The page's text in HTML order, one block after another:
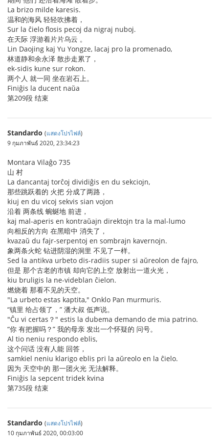
La brizo milde karesis.
温和的海风 轻轻吹拂着，
Sur la ĉielo flosis pecoj da nigraj nuboj.
在天际 浮游着片片乌云 。
Lin Daojing kaj Yu Yongze, lacaj pro la promenado,
林道静和余永泽 散步走累了，
ek-sidis kune sur rokon.
两个人 就一同 坐在岩石上。
Finiĝis la ducent naŭa
第209段 结束
Standardo (แสดงโปรไฟล์)
9 กุมภาพันธ์ 2020, 23:34:23
Montara Vilaĝo 735
山 村
La dancantaj torĉoj dividiĝis en du sekciojn,
那些跳跃着的 火把 分成了两路，
kiuj en du vicoj sekvis sian vojon
沿着 两条线 蜿蜒地 前进，
kaj mal-aperis en kontraŭajn direktojn tra la mal-lumo
向相反的方向 在黑暗中 消失了，
kvazaŭ du fajr-serpentoj en sombrajn kavernojn.
象两条火蛇 钻进阴湿的洞里 不见了一样。
Sed la antikva urbeto dis-radiis super si aŭreolon de fajro,
但是 那个古老的市镇 却向它的上空 放射出一道火光，
kiu bruligis la ne-videblan ĉielon.
燃烧着 那看不见的天空。
"La urbeto estas kaptita," Onklo Pan murmuris.
“镇里 给占领了，” 潘大叔 低声说。
"Ĉu vi certas？" estis la dubema demando de mia patrino.
“你 有把握吗？” 我的母亲 发出一个怀疑的 问号。
Al tio neniu respondo eblis,
这个问话 没有人能 回答，
samkiel neniu klarigo eblis pri la aŭreolo en la ĉielo.
因为 天空中的 那一团火光 无法解释。
Finiĝis la sepcent tridek kvina
第735段 结束
Standardo (แสดงโปรไฟล์)
10 กุมภาพันธ์ 2020, 00:03:00